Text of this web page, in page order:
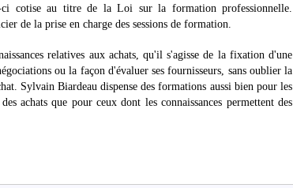
ci cotise au titre de la Loi sur la formation professionnelle.
de la prise en charge des sessions de formation.
relatives aux achats, qu'il s'agisse de la fixation d'une
ou la façon d'évaluer ses fournisseurs, sans oublier la
Sylvain Biardeau dispense des formations aussi bien pour les
achats que pour ceux dont les connaissances permettent des